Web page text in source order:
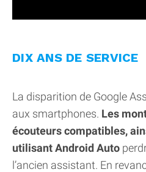
DIX ANS DE SERVICE
La disparition de Google
aux smartphones. Les
écouteurs compatibles,
utilisant Android Auto
l’ancien assistant. En